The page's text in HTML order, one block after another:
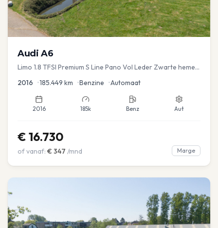
Audi A6
Limo 1.8 TFSI Premium S Line Pano Vol Leder Zwarte hemel
2016 •185.449 km •Benzine •Automaat
2016 185k Benz Aut
€ 16.730
of vanaf: € 347 /mnd Marge